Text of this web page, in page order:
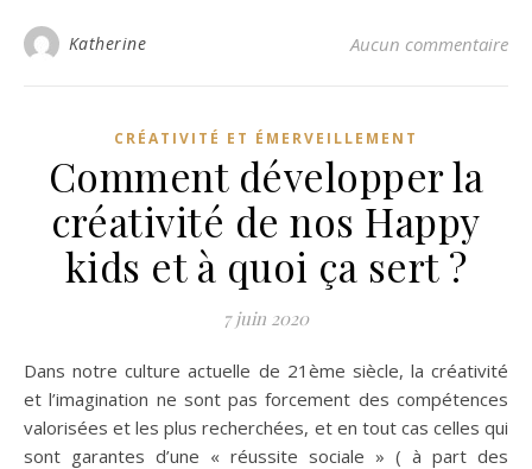
Katherine Aucun commentaire
CRÉATIVITÉ ET ÉMERVEILLEMENT
Comment développer la
créativité de nos Happy
kids et à quoi ça sert ?
7 juin 2020
Dans notre culture actuelle de 21ème siècle, la créativité
et l’imagination ne sont pas forcement des compétences
valorisées et les plus recherchées, et en tout cas celles qui
sont garantes d’une « réussite sociale » ( à part des